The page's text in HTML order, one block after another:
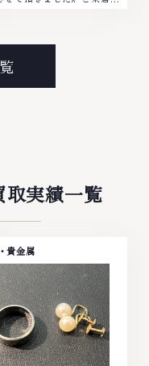
ブランド品 ブランド衣類
取りのことなら、お任せく
なかでも金・プラチナ等の
サリー・貴金属・宝石・ダ
買取りを実現しており、他
す。お気軽にご連絡くださ
0120-959-764営業
10:00～19:00定休日: 年中
実績一覧
貴金属